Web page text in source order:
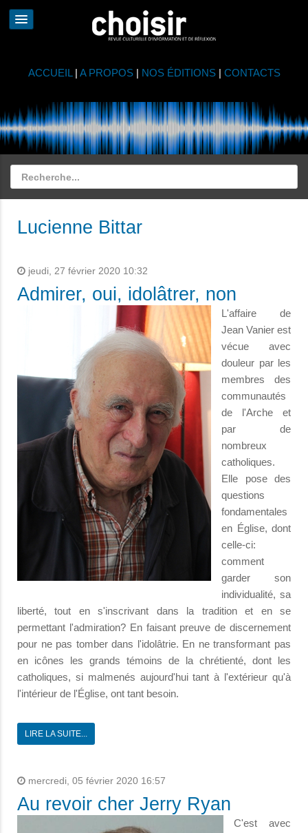
ACCUEIL | A PROPOS| NOS ÉDITIONS| CONTACTS
Lucienne Bittar
jeudi, 27 février 2020 10:32
Admirer, oui, idolâtrer, non
L'affaire de
Jean Vanier est
vécue avec
douleur par les
membres des
communautés
de l'Arche et
par de
nombreux
catholiques.
Elle pose des
questions
fondamentales
en Église, dont
celle-ci:
comment
garder son
individualité, sa
liberté, tout en s'inscrivant dans la tradition et en se
permettant l'admiration? En faisant preuve de discernement
pour ne pas tomber dans l'idolâtrie. En ne transformant pas
en icônes les grands témoins de la chrétienté, dont les
catholiques, si malmenés aujourd'hui tant à l'extérieur qu'à
l'intérieur de l'Église, ont tant besoin.
LIRE LA SUITE...
mercredi, 05 février 2020 16:57
Au revoir cher Jerry Ryan
C'est avec